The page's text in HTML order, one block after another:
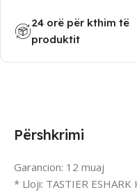
24 orë për kthim të
produktit
Përshkrimi
Garancion: 12 muaj
* Lloji: TASTIER ESHARK